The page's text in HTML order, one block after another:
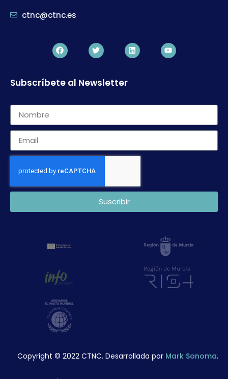
ctnc@ctnc.es
Subscríbete al Newsletter
Suscribir
Copyright © 2022 CTNC. Desarrollada por Mark Sonoma.